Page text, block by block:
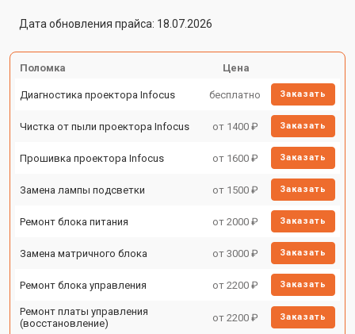
Дата обновления прайса: 18.07.2026
Поломка Цена
Диагностика проектора Infocus бесплатно Заказать
Чистка от пыли проектора Infocus от 1400 ₽ Заказать
Прошивка проектора Infocus от 1600 ₽ Заказать
Замена лампы подсветки от 1500 ₽ Заказать
Ремонт блока питания от 2000 ₽ Заказать
Замена матричного блока от 3000 ₽ Заказать
Ремонт блока управления от 2200 ₽ Заказать
Ремонт платы управления
(восстановление)
от 2200 ₽ Заказать